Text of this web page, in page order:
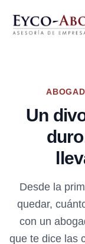
Un
Desde la
quedar,
con un
que te dice las